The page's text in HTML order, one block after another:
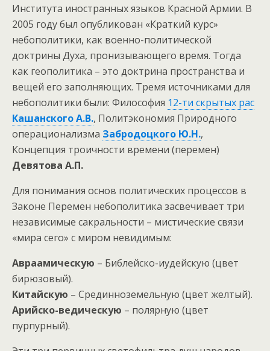
Института иностранных языков Красной Армии. В
2005 году был опубликован «Краткий курс»
небополитики, как военно-политической
доктрины Духа, пронизывающего время. Тогда
как геополитика – это доктрина пространства и
вещей его заполняющих. Тремя источниками для
небополитики были: Философия 12-ти скрытых рас
Кашанского А.В., Политэкономия Природного
операционализма Забродоцкого Ю.Н.,
Концепция троичности времени (перемен)
Девятова А.П.
Для понимания основ политических процессов в
Законе Перемен небополитика засвечивает три
независимые сакральности – мистические связи
«мира сего» с миром невидимым:
Авраамическую – Библейско-иудейскую (цвет
бирюзовый).
Китайскую – Срединноземельную (цвет желтый).
Арийско-ведическую – полярную (цвет
пурпурный).